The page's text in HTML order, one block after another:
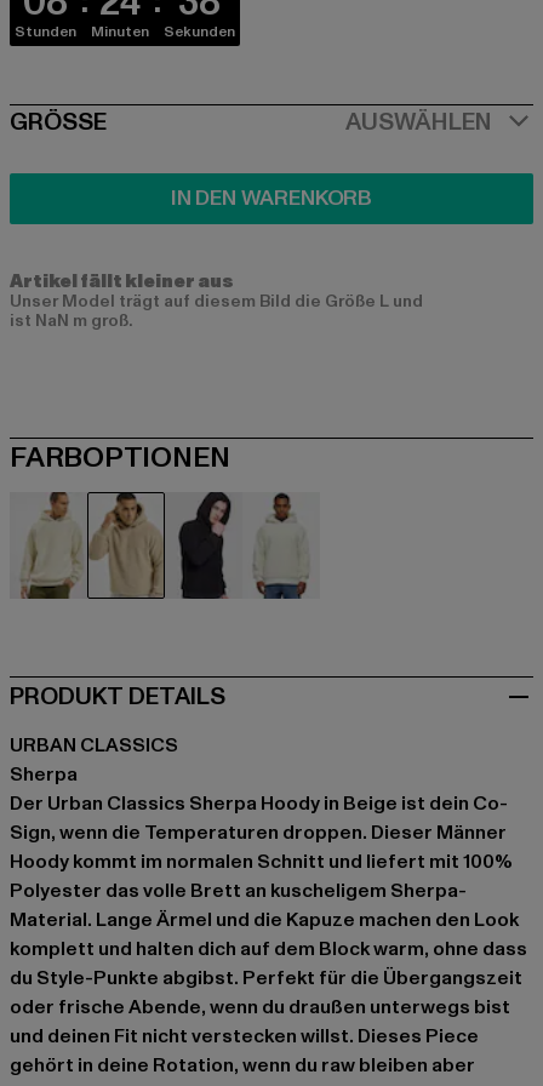
Stunden Minuten Sekunden
SIZE
GRÖSSE AUSWÄHLEN
IN DEN WARENKORB
Artikel fällt kleiner aus
Unser Model trägt auf diesem Bild die Größe L und
ist NaN m groß.
FARBOPTIONEN
PRODUKT DETAILS
URBAN CLASSICS
Sherpa
Der Urban Classics Sherpa Hoody in Beige ist dein Co-
Sign, wenn die Temperaturen droppen. Dieser Männer
Hoody kommt im normalen Schnitt und liefert mit 100%
Polyester das volle Brett an kuscheligem Sherpa-
Material. Lange Ärmel und die Kapuze machen den Look
komplett und halten dich auf dem Block warm, ohne dass
du Style-Punkte abgibst. Perfekt für die Übergangszeit
oder frische Abende, wenn du draußen unterwegs bist
und deinen Fit nicht verstecken willst. Dieses Piece
gehört in deine Rotation, wenn du raw bleiben aber